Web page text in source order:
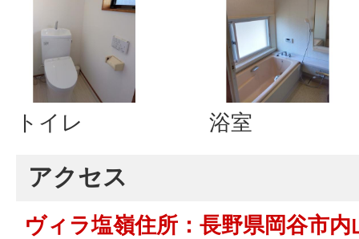
トイレ 浴室
アクセス
ヴィラ塩嶺住所：長野県岡谷市